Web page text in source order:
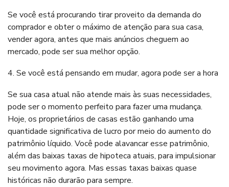
Se você está procurando tirar proveito da demanda do
comprador e obter o máximo de atenção para sua casa,
vender agora, antes que mais anúncios cheguem ao
mercado, pode ser sua melhor opção.
4. Se você está pensando em mudar, agora pode ser a hora
Se sua casa atual não atende mais às suas necessidades,
pode ser o momento perfeito para fazer uma mudança.
Hoje, os proprietários de casas estão ganhando uma
quantidade significativa de lucro por meio do aumento do
patrimônio líquido. Você pode alavancar esse patrimônio,
além das baixas taxas de hipoteca atuais, para impulsionar
seu movimento agora. Mas essas taxas baixas quase
históricas não durarão para sempre.